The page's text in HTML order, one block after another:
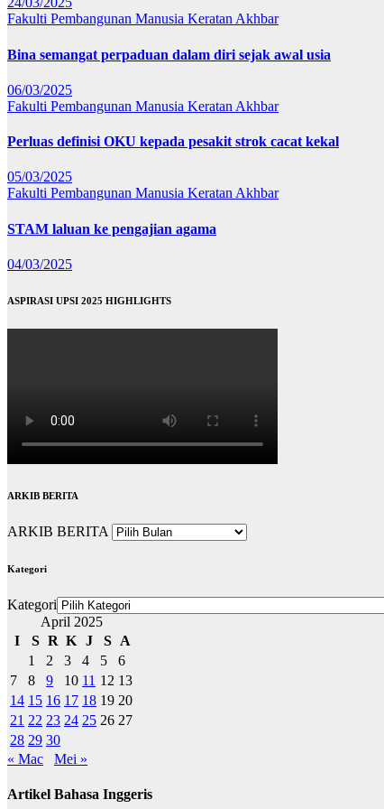
Fakulti Pembangunan Manusia Keratan Akhbar
Bina semangat perpaduan dalam diri sejak awal usia
06/03/2025
Fakulti Pembangunan Manusia Keratan Akhbar
Perluas definisi OKU kepada pesakit strok cacat kekal
05/03/2025
Fakulti Pembangunan Manusia Keratan Akhbar
STAM laluan ke pengajian agama
04/03/2025
ASPIRASI UPSI 2025 HIGHLIGHTS
ARKIB BERITA
ARKIB BERITA
Kategori
Kategori
April 2025
I
S R K J S
A
1
2 3 4 5
6
7
8 9 10 11 12 13
14 15 16 17 18 19 20
21 22 23 24 25 26 27
28 29 30
« Mac
Mei »
Artikel Bahasa Inggeris